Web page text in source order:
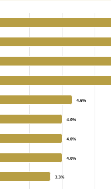
4.6%
4.6%
4.0%
4.0%
4.0%
4.0%
4.0%
4.0%
3.3%
3.3%